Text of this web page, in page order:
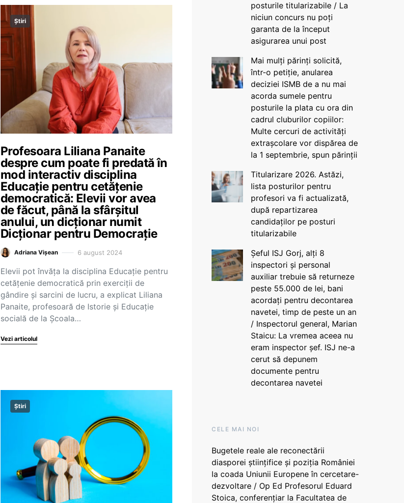
Știri
Profesoara Liliana Panaite
despre cum poate fi predată în
mod interactiv disciplina
Educație pentru cetățenie
democratică: Elevii vor avea
de făcut, până la sfârșitul
anului, un dicționar numit
Dicționar pentru Democrație
Adriana Vișean 6 august 2024
Elevii pot învăța la disciplina Educație pentru
cetățenie democratică prin exerciții de
gândire și sarcini de lucru, a explicat Liliana
Panaite, profesoară de Istorie și Educație
socială de la Școala…
Vezi articolul
Știri
posturile titularizabile / La
niciun concurs nu poți
garanta de la început
asigurarea unui post
Mai mulți părinți solicită,
într-o petiție, anularea
deciziei ISMB de a nu mai
acorda sumele pentru
posturile la plata cu ora din
cadrul cluburilor copiilor:
Multe cercuri de activități
extrașcolare vor dispărea de
la 1 septembrie, spun părinții
Titularizare 2026. Astăzi,
lista posturilor pentru
profesori va fi actualizată,
după repartizarea
candidaților pe posturi
titularizabile
Șeful ISJ Gorj, alți 8
inspectori și personal
auxiliar trebuie să returneze
peste 55.000 de lei, bani
acordați pentru decontarea
navetei, timp de peste un an
/ Inspectorul general, Marian
Staicu: La vremea aceea nu
eram inspector șef. ISJ ne-a
cerut să depunem
documente pentru
decontarea navetei
CELE MAI NOI
Bugetele reale ale reconectării
diasporei științifice și poziția României
la coada Uniunii Europene în cercetare-
dezvoltare / Op Ed Profesorul Eduard
Stoica, conferențiar la Facultatea de